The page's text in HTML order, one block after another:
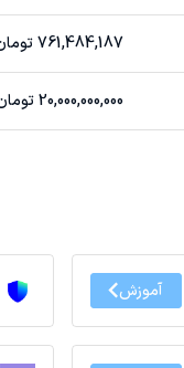
761,484,187 تومان
20,000,000,000 تومان
آموزش